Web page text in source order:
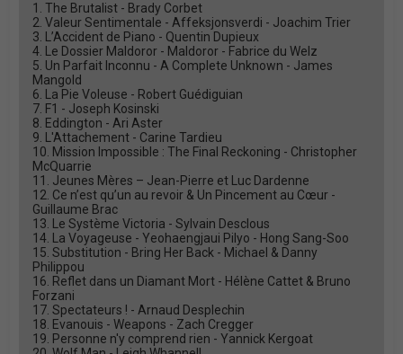
1. The Brutalist - Brady Corbet
2. Valeur Sentimentale - Affeksjonsverdi - Joachim Trier
3. L’Accident de Piano - Quentin Dupieux
4. Le Dossier Maldoror - Maldoror - Fabrice du Welz
5. Un Parfait Inconnu - A Complete Unknown - James
Mangold
6. La Pie Voleuse - Robert Guédiguian
7. F1 - Joseph Kosinski
8. Eddington - Ari Aster
9. L'Attachement - Carine Tardieu
10. Mission Impossible : The Final Reckoning - Christopher
McQuarrie
11. Jeunes Mères – Jean-Pierre et Luc Dardenne
12. Ce n’est qu’un au revoir & Un Pincement au Cœur -
Guillaume Brac
13. Le Système Victoria - Sylvain Desclous
14. La Voyageuse - Yeohaengjaui Pilyo - Hong Sang-Soo
15. Substitution - Bring Her Back - Michael & Danny
Philippou
16. Reflet dans un Diamant Mort - Hélène Cattet & Bruno
Forzani
17. Spectateurs ! - Arnaud Desplechin
18. Evanouis - Weapons - Zach Cregger
19. Personne n'y comprend rien - Yannick Kergoat